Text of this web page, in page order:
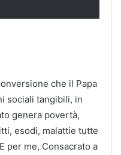
che il Papa
sociali tangibili, in
genera povertà,
esodi, malattie tutte
per me, Consacrato a